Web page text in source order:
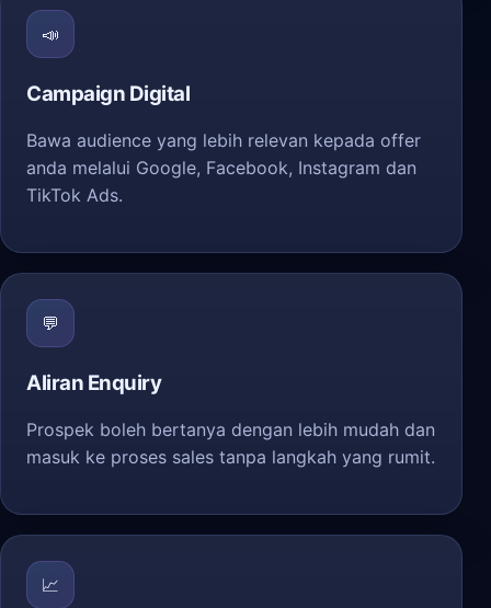
📣
Campaign Digital
Bawa audience yang lebih relevan kepada offer
anda melalui Google, Facebook, Instagram dan
TikTok Ads.
💬
Aliran Enquiry
Prospek boleh bertanya dengan lebih mudah dan
masuk ke proses sales tanpa langkah yang rumit.
📈